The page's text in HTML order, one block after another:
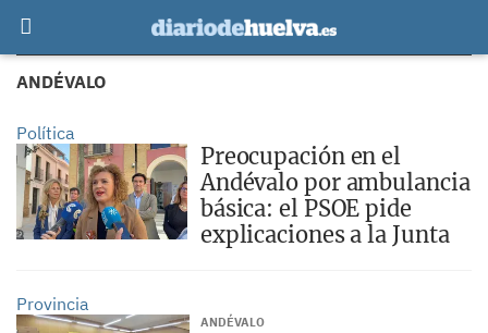
ANDÉVALO
Política
Preocupación en el
Andévalo por ambulancia
básica: el PSOE pide
explicaciones a la Junta
Provincia
ANDÉVALO